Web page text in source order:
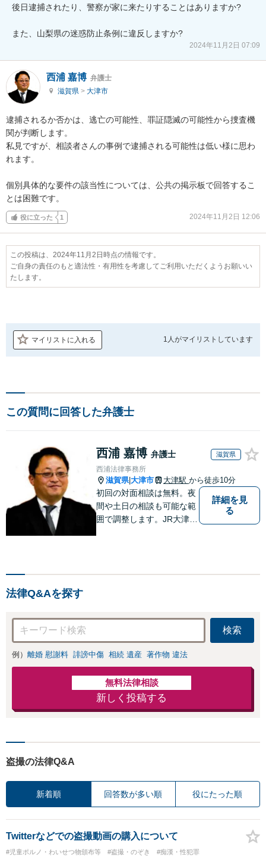
後日逮捕されたり、警察が家に来たりすることはありますか?
また、山梨県の迷惑防止条例に違反しますか?
2024年11月2日 07:09
西浦 嘉博 弁護士
滋賀県 > 大津市
逮捕されるか否かは、逃亡の可能性、罪証隠滅の可能性から捜査機
関が判断します。
私見ですが、相談者さんの事例で逮捕される可能性は低い様に思わ
れます。
個別具体的な要件の該当性については、公共の掲示板で回答するこ
とは困難です。
役に立った 1 2024年11月2日 12:06
この投稿は、2024年11月2日時点の情報です。
ご自身の責任のもと適法性・有用性を考慮してご利用いただくようお願いい
たします。
マイリストに入れる 1人がマイリストしています
この質問に回答した弁護士
西浦 嘉博 弁護士 滋賀県
西浦法律事務所
滋賀県|大津市 大津駅 から徒歩10分
初回の対面相談は無料。夜
間や土日の相談も可能な範
囲で調整します。JR大津駅
詳細を見
る
法律Q&Aを探す
検索
例） 離婚 慰謝料 誹謗中傷 相続 遺産 著作物 違法
無料法律相談
新しく投稿する
盗撮の法律Q&A
新着順 回答数が多い順 役にたった順
Twitterなどでの盗撮動画の購入について
#児童ポルノ・わいせつ物頒布等 #盗撮・のぞき #痴漢・性犯罪